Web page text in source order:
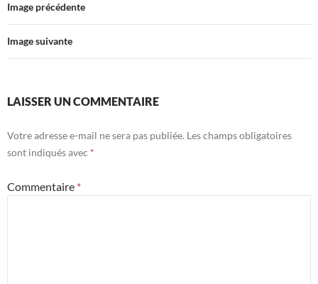
Image précédente
Image suivante
LAISSER UN COMMENTAIRE
Votre adresse e-mail ne sera pas publiée. Les champs obligatoires
sont indiqués avec *
Commentaire *